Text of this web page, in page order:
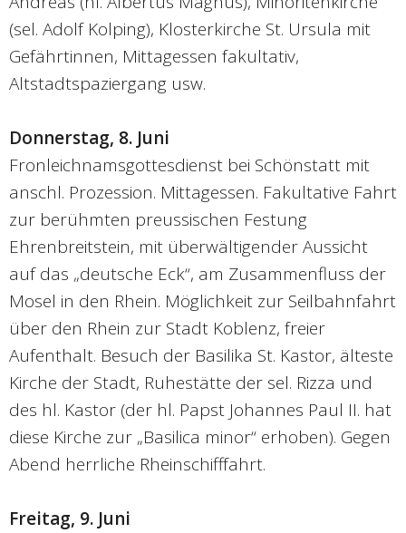
(sel. Adolf Kolping), Klosterkirche St. Ursula mit
Gefährtinnen, Mittagessen fakultativ,
Altstadtspaziergang usw.
Donnerstag, 8. Juni
Fronleichnamsgottesdienst bei Schönstatt mit
anschl. Prozession. Mittagessen. Fakultative Fahrt
zur berühmten preussischen Festung
Ehrenbreitstein, mit überwältigender Aussicht
auf das „deutsche Eck“, am Zusammenfluss der
Mosel in den Rhein. Möglichkeit zur Seilbahnfahrt
über den Rhein zur Stadt Koblenz, freier
Aufenthalt. Besuch der Basilika St. Kastor, älteste
Kirche der Stadt, Ruhestätte der sel. Rizza und
des hl. Kastor (der hl. Papst Johannes Paul II. hat
diese Kirche zur „Basilica minor“ erhoben). Gegen
Abend herrliche Rheinschifffahrt.
Freitag, 9. Juni